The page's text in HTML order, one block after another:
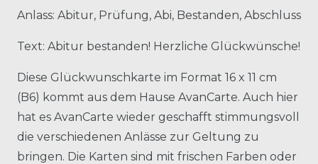
Anlass: Abitur, Prüfung, Abi, Bestanden, Abschluss
Text: Abitur bestanden! Herzliche Glückwünsche!
Diese Glückwunschkarte im Format 16 x 11 cm
(B6) kommt aus dem Hause AvanCarte. Auch hier
hat es AvanCarte wieder geschafft stimmungsvoll
die verschiedenen Anlässe zur Geltung zu
bringen. Die Karten sind mit frischen Farben oder